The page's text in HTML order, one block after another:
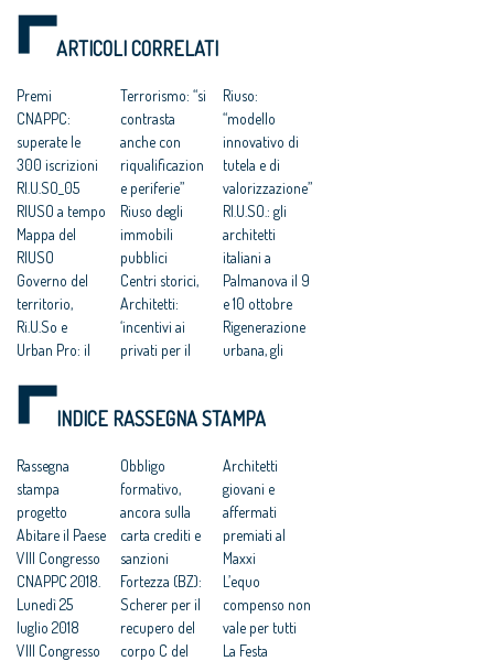
dismesse o il riuso di
ARTICOLI CORRELATI
Premi
CNAPPC:
superate le
300 iscrizioni
RI.U.SO_05
RIUSO a tempo
Mappa del
RIUSO
Governo del
territorio,
Ri.U.So e
Urban Pro: il
dell’Ordine
degli architetti
Terrorismo: “si
contrasta
anche con
riqualificazion
e periferie”
Riuso degli
immobili
pubblici
Centri storici,
Architetti:
‘incentivi ai
privati per il
“urgente
il suo degrado”
Gli architetti: i
vincoli salvano
questa città
Riuso:
“modello
innovativo di
tutela e di
valorizzazione”
RI.U.SO.: gli
architetti
italiani a
Palmanova il 9
e 10 ottobre
Rigenerazione
urbana, gli
Palmanova il 9
Svolte
culturali: la
strana alleanza
fra «iper-
ecologisti» e
«palazzinari»
Saie 2015:
scadenza il 22
settembre per
INDICE RASSEGNA STAMPA
Rassegna
stampa
progetto
Abitare il Paese
VIII Congresso
CNAPPC 2018.
Lunedì 25
luglio 2018
VIII Congresso
Obbligo
formativo,
ancora sulla
carta crediti e
sanzioni
Fortezza (BZ):
Scherer per il
recupero del
corpo C del
Architetti
giovani e
affermati
premiati al
Maxxi
L’equo
compenso non
vale per tutti
La Festa